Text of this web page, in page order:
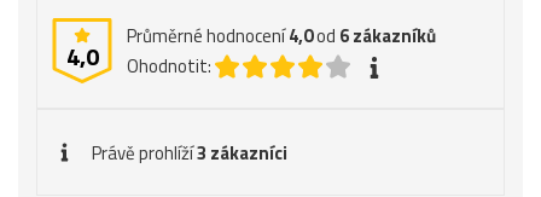
4,0
Průměrné hodnocení4,0od 6zákazníků
Ohodnotit:
Právě prohlíží3 zákazníci